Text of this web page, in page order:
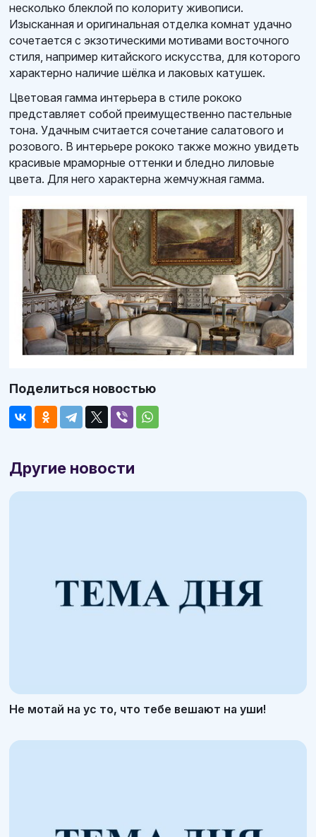
несколько блеклой по колориту живописи.
Изысканная и оригинальная отделка комнат удачно
сочетается с экзотическими мотивами восточного
стиля, например китайского искусства, для которого
характерно наличие шёлка и лаковых катушек.
Цветовая гамма интерьера в стиле рококо
представляет собой преимущественно пастельные
тона. Удачным считается сочетание салатового и
розового. В интерьере рококо также можно увидеть
красивые мраморные оттенки и бледно лиловые
цвета. Для него характерна жемчужная гамма.
Поделиться новостью
Другие новости
Не мотай на ус то, что тебе вешают на уши!